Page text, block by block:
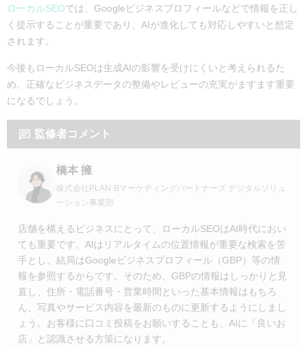
ローカルSEOでは、Googleビジネスプロフィールなどで情報を正し
く提示することが重要であり、AIが進化しても対応しやすいと想定
されます。
今後もローカルSEOは生成AIの影響を受けにくいと考えられるた
め、正確なビジネスデータの整備やレビューの充実がますます重要
になるでしょう。
監修者コメント
橋本 擁
株式会社PLAN-Bマーケティングパートナーズ デジタルソリュ
ーション事業部
店舗を構えるビジネスにとって、ローカルSEOはAI時代におい
ても重要です。AIはリアルタイムの位置情報が重要な検索を苦
手とし、結局はGoogleビジネスプロフィール（GBP）等の情
報を参照するからです。そのため、GBPの情報はしっかりと見
直し、住所・電話番号・営業時間といった基本情報はもちろ
ん、写真やサービス内容を最新のものに更新するようにしまし
ょう。お客様に口コミ投稿をお願いすることも、AIに「良いお
店」と認識させる方策になります。